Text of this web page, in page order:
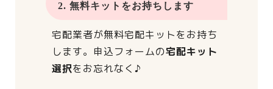
2. 無料キットをお持ちします
宅配業者が無料宅配キットをお持ち
します。 申込フォームの宅配キット
選択をお忘れなく♪